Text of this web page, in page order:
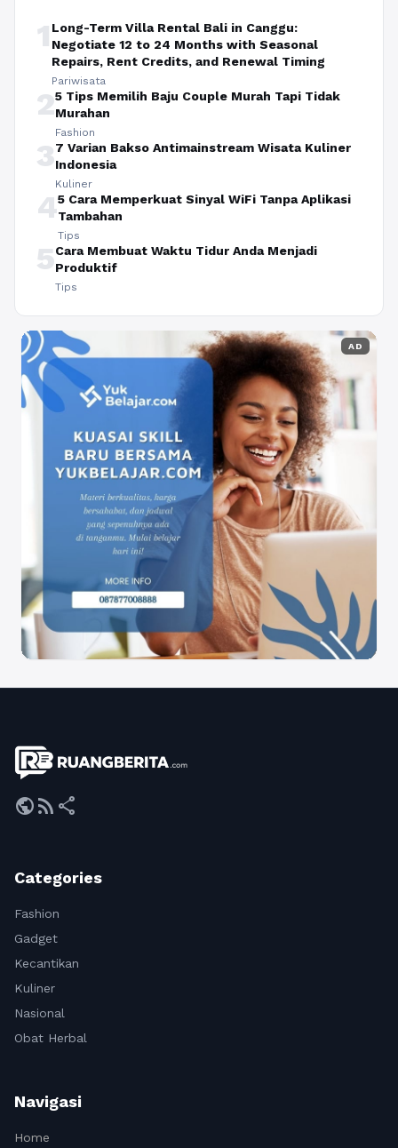
1 Long-Term Villa Rental Bali in Canggu:
Negotiate 12 to 24 Months with Seasonal
Repairs, Rent Credits, and Renewal Timing
Pariwisata
25 Tips Memilih Baju Couple Murah Tapi Tidak
Murahan
Fashion
37 Varian Bakso Antimainstream Wisata Kuliner
Indonesia
Kuliner
45 Cara Memperkuat Sinyal WiFi Tanpa Aplikasi
Tambahan
Tips
5Cara Membuat Waktu Tidur Anda Menjadi
Produktif
Tips
AD
publicrss_feed share
Categories
Fashion
Gadget
Kecantikan
Kuliner
Nasional
Obat Herbal
Navigasi
Home